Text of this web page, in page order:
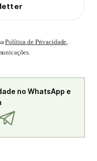
Política de Privacidade,
no WhatsApp e